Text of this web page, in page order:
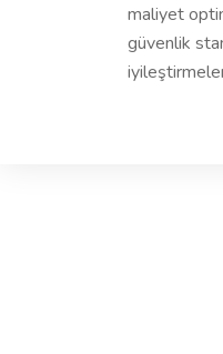
maliyet
güvenlik